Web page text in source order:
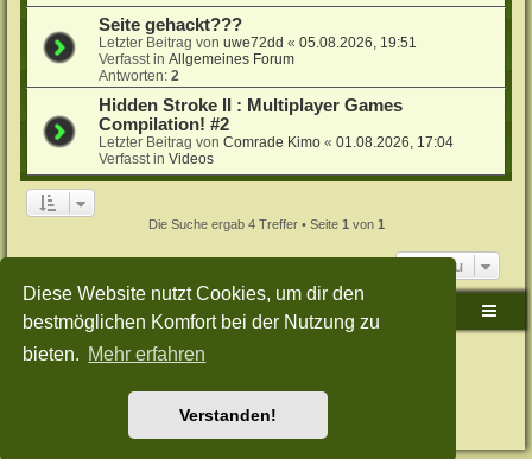
Diese Website nutzt Cookies, um dir den
bestmöglichen Komfort bei der Nutzung zu
bieten. Mehr erfahren
Verstanden!
Seite gehackt???
Letzter Beitrag vonuwe72dd «05.08.2026, 19:51
Verfasst inAllgemeines Forum
Antworten:2
Hidden Stroke II : Multiplayer Games
Compilation! #2
Letzter Beitrag vonComrade Kimo «01.08.2026, 17:04
Verfasst inVideos
Die Suche ergab 4 Treffer • Seite 1 von 1
Gehe zu
Sudden-Strike-Maps.de Hauptseite Foren-Übersicht
Powered byphpBB® Forum Software © phpBB Limited
Style: Green-Style-Split by Joyce&LunaphpBB-Style-Design
Nutzungsbedingungen